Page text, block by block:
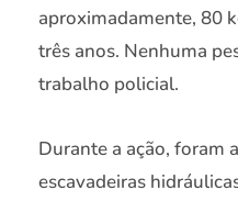
aproximadamente, 80
três anos. Nenhuma
trabalho policial.
Durante a ação, foram
escavadeiras